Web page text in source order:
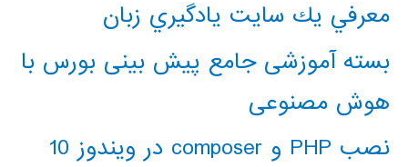
معرفي يك سايت يادگيري زبان
بسته آموزشی جامع پیش بینی بورس با
هوش مصنوعی
نصب PHP و composer در ویندوز 10